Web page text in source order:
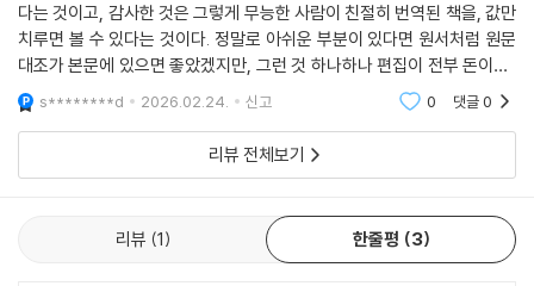
일찍이 깨닫고, 이 시리즈의 번역을 누구보다도 고대해 온 한 사람으로 이
책을 적극 추천함은 물론이고 기쁜 마음으로 홍보도 하고 싶다.
- 차준희 (한세대학교 구약학 교수, 한국구약학연구소 소장, 전 한국구약학회 회장)
다는 것이고, 감사한 것은 그렇게 무능한 사람이 친절히 번역된 책을, 값만
치루면 볼 수 있다는 것이다. 정말로 아쉬운 부분이 있다면 원서처럼 원문
대조가 본문에 있으면 좋았겠지만, 그런 것 하나하나 편집이 전부 돈이니..
큰 도움이 되지 못하지만 이렇게 작은 것에라도 도움이 되고 싶은 마음이
크다. 나도
s********d 2026.02.24. 신고 0 댓글0
리뷰 전체보기
리뷰 1 한줄평 3